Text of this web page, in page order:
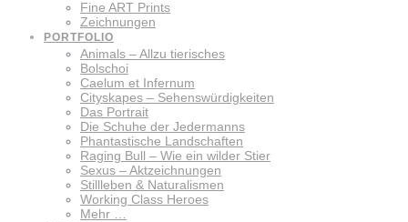
Fine ART Prints
Zeichnungen
PORTFOLIO
Animals – Allzu tierisches
Bolschoi
Caelum et Infernum
Cityskapes – Sehenswürdigkeiten
Das Portrait
Die Schuhe der Jedermanns
Phantastische Landschaften
Raging Bull – Wie ein wilder Stier
Sexus – Aktzeichnungen
Stillleben & Naturalismen
Working Class Heroes
Mehr …